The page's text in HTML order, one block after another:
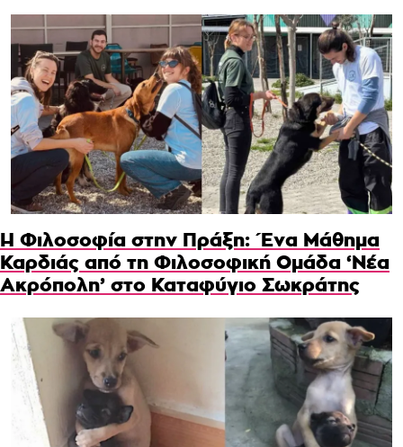
Η Φιλοσοφία στην Πράξη: Ένα Μάθημα
Καρδιάς από τη Φιλοσοφική Ομάδα ‘Νέα
Ακρόπολη’ στο Καταφύγιο Σωκράτης